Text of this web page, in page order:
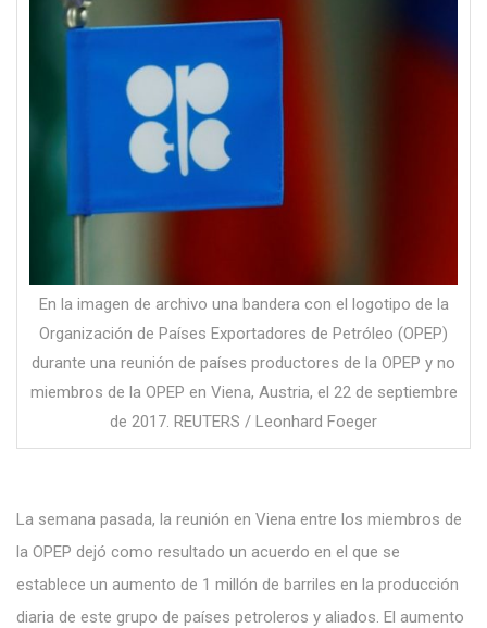
En la imagen de archivo una bandera con el logotipo de la
Organización de Países Exportadores de Petróleo (OPEP)
durante una reunión de países productores de la OPEP y no
miembros de la OPEP en Viena, Austria, el 22 de septiembre
de 2017. REUTERS / Leonhard Foeger
La semana pasada, la reunión en Viena entre los miembros de
la OPEP dejó como resultado un acuerdo en el que se
establece un aumento de 1 millón de barriles en la producción
diaria de este grupo de países petroleros y aliados. El aumento